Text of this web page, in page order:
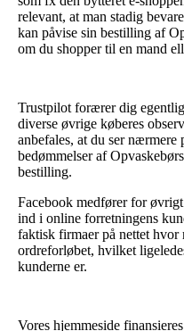
relevant, at man stadig
kan påvise sin bestilling af
om du shopper til en mand
Trustpilot forærer dig
diverse øvrige køberes
anbefales, at du ser nærmere
bedømmelser af
bestilling.
Facebook medfører for
ind i online forretningens
faktisk firmaer på nettet hvor
ordreforløbet, hvilket
kunderne er.
Vores hjemmeside